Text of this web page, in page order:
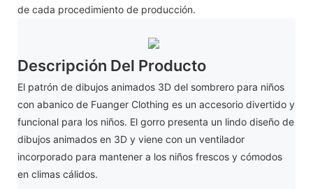
de cada procedimiento de producción.
Descripción Del Producto
El patrón de dibujos animados 3D del sombrero para niños
con abanico de Fuanger Clothing es un accesorio divertido y
funcional para los niños. El gorro presenta un lindo diseño de
dibujos animados en 3D y viene con un ventilador
incorporado para mantener a los niños frescos y cómodos
en climas cálidos.